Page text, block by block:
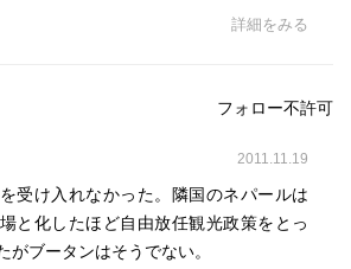
際、
ということ。
密性は保留しておいて、
くることは非常に面白い。
詳細をみる
フォロー不許可
2011.11.19
受け入れなかった。隣国のネパールは
と化したほど自由放任観光政策をとっ
がブータンはそうでない。